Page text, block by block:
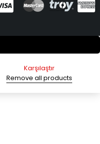
Karşılaştır
Remove all products